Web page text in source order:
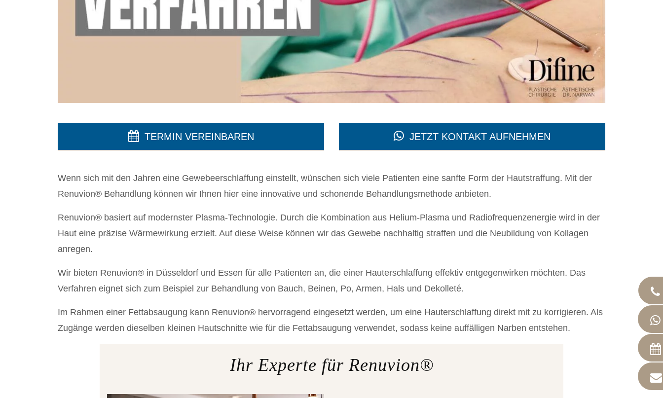
TERMIN VEREINBAREN JETZT KONTAKT AUFNEHMEN
Wenn sich mit den Jahren eine Gewebeerschlaffung einstellt, wünschen sich viele Patienten eine sanfte Form der Hautstraffung. Mit der
Renuvion® Behandlung können wir Ihnen hier eine innovative und schonende Behandlungsmethode anbieten.
Renuvion® basiert auf modernster Plasma-Technologie. Durch die Kombination aus Helium-Plasma und Radiofrequenzenergie wird in der
Haut eine präzise Wärmewirkung erzielt. Auf diese Weise können wir das Gewebe nachhaltig straffen und die Neubildung von Kollagen
anregen.
Wir bieten Renuvion® in Düsseldorf und Essen für alle Patienten an, die einer Hauterschlaffung effektiv entgegenwirken möchten. Das
Verfahren eignet sich zum Beispiel zur Behandlung von Bauch, Beinen, Po, Armen, Hals und Dekolleté.
Im Rahmen einer Fettabsaugung kann Renuvion® hervorragend eingesetzt werden, um eine Hauterschlaffung direkt mit zu korrigieren. Als
Zugänge werden dieselben kleinen Hautschnitte wie für die Fettabsaugung verwendet, sodass keine auffälligen Narben entstehen.
Ihr Experte für Renuvion®